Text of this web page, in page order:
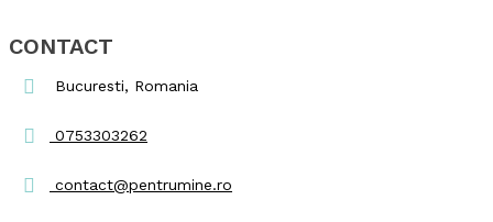
CONTACT
Bucuresti, Romania
0753303262
contact@pentrumine.ro